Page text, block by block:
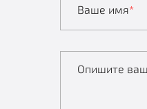
Ваше имя*
Опишите